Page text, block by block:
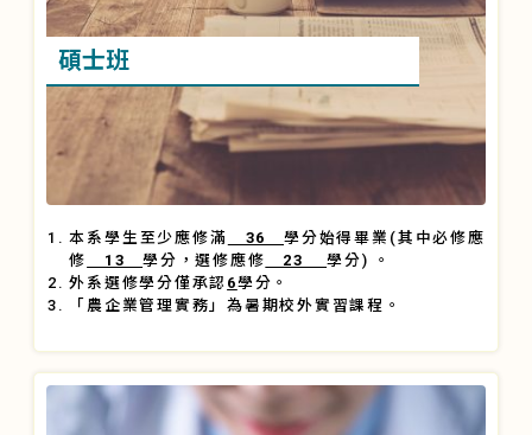
碩士班
本系學生至少應修滿 36學分始得畢業(其中必修應
修
13學分，選修應修 23學分) 。
外系選修學分僅承認 6學分。
「農企業管理實務」為暑期校外實習課程。